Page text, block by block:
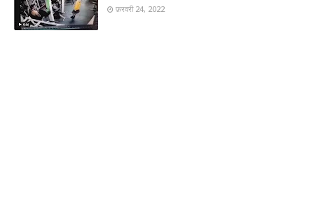
फ़रवरी 24, 2022